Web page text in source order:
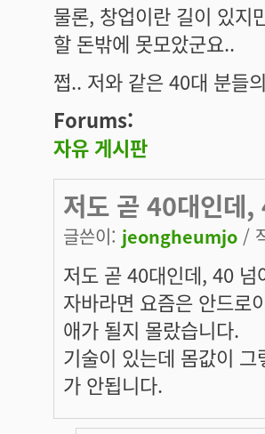
물론, 창업이란 길이 있지
할 돈밖에 못모았군요..
쩝.. 저와 같은 40대 분들
Forums:
자유 게시판
저도 곧 40대인데
글쓴이: jeongheumjo /
저도 곧 40대인데, 40 넘
자바라면 요즘은 안드로
애가 될지 몰랐습니다.
기술이 있는데 몸값이
가 안됩니다.